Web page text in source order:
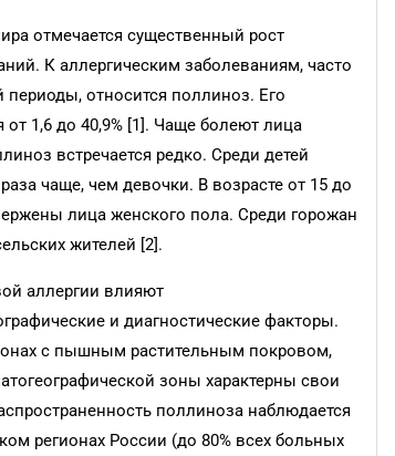
отмечается существенный рост
К аллергическим заболеваниям, часто
относится поллиноз. Его
от 1,6 до 40,9% [1]. Чаще болеют лица
встречается редко. Среди детей
чаще, чем девочки. В возрасте от 15 до
лица женского пола. Среди горожан
жителей [2].
аллергии влияют
и диагностические факторы.
с пышным растительным покровом,
зоны характерны свои
поллиноза наблюдается
регионах России (до 80% всех больных